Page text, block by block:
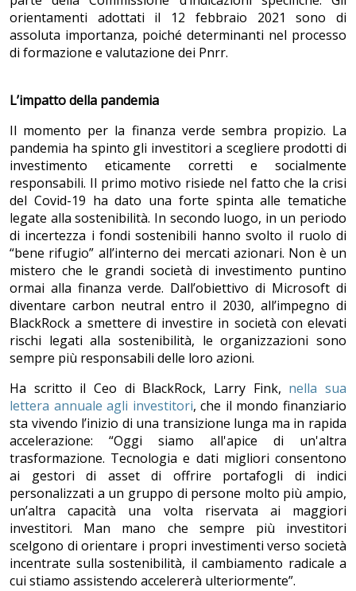
orientamenti adottati il 12 febbraio 2021 sono di
assoluta importanza, poiché determinanti nel processo
di formazione e valutazione dei Pnrr.
L’impatto della pandemia
Il momento per la finanza verde sembra propizio. La
pandemia ha spinto gli investitori a scegliere prodotti di
investimento eticamente corretti e socialmente
responsabili. Il primo motivo risiede nel fatto che la crisi
del Covid-19 ha dato una forte spinta alle tematiche
legate alla sostenibilità. In secondo luogo, in un periodo
di incertezza i fondi sostenibili hanno svolto il ruolo di
“bene rifugio” all’interno dei mercati azionari. Non è un
mistero che le grandi società di investimento puntino
ormai alla finanza verde. Dall’obiettivo di Microsoft di
diventare carbon neutral entro il 2030, all’impegno di
BlackRock a smettere di investire in società con elevati
rischi legati alla sostenibilità, le organizzazioni sono
sempre più responsabili delle loro azioni.
Ha scritto il Ceo di BlackRock, Larry Fink, nella sua
lettera annuale agli investitori, che il mondo finanziario
sta vivendo l’inizio di una transizione lunga ma in rapida
accelerazione: “Oggi siamo all'apice di un'altra
trasformazione. Tecnologia e dati migliori consentono
ai gestori di asset di offrire portafogli di indici
personalizzati a un gruppo di persone molto più ampio,
un’altra capacità una volta riservata ai maggiori
investitori. Man mano che sempre più investitori
scelgono di orientare i propri investimenti verso società
incentrate sulla sostenibilità, il cambiamento radicale a
cui stiamo assistendo accelererà ulteriormente”.